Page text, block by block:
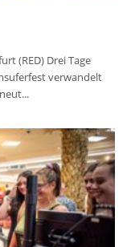
(RED) Drei Tage
verwandelt